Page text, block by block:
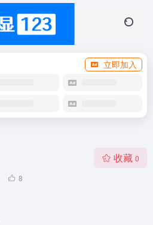
立即加入
8
收藏 0